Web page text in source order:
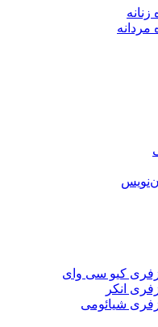
زنانه
مردانه
کیو سی وای
انکر
شیائومی